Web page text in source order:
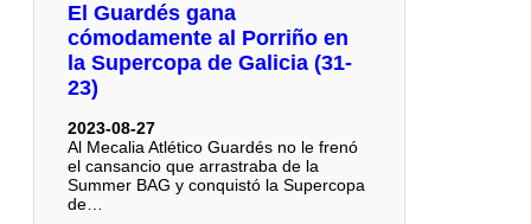
El Guardés gana
cómodamente al Porriño en
la Supercopa de Galicia (31-
23)
2023-08-27
Al Mecalia Atlético Guardés no le frenó
el cansancio que arrastraba de la
Summer BAG y conquistó la Supercopa
de…